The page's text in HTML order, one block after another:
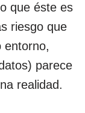
que éste es
riesgo que
entorno,
parece
realidad.